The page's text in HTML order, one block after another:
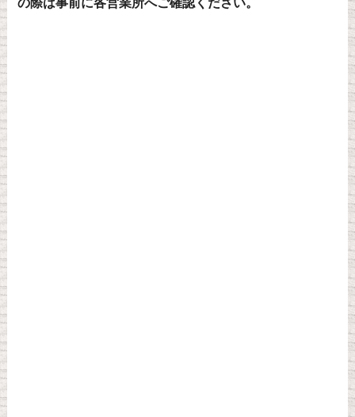
の際は事前に各営業所へご確認ください。